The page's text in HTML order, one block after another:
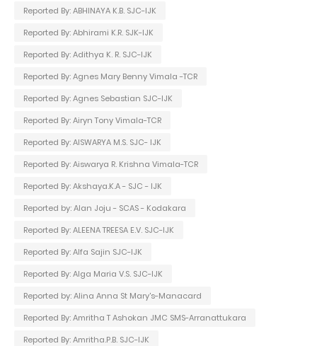
Reported By: ABHINAYA K.B. SJC-IJK
Reported By: Abhirami K.R. SJK-IJK
Reported By: Adithya K. R. SJC-IJK
Reported By: Agnes Mary Benny Vimala -TCR
Reported By: Agnes Sebastian SJC-IJK
Reported By: Airyn Tony Vimala-TCR
Reported By: AISWARYA M.S. SJC- IJK
Reported By: Aiswarya R. Krishna Vimala-TCR
Reported By: Akshaya.K.A - SJC - IJK
Reported by: Alan Joju - SCAS - Kodakara
Reported By: ALEENA TREESA E.V. SJC-IJK
Reported By: Alfa Sajin SJC-IJK
Reported By: Alga Maria V.S. SJC-IJK
Reported by: Alina Anna St Mary's-Manacard
Reported By: Amritha T Ashokan JMC SMS-Arranattukara
Reported By: Amritha.P.B. SJC-IJK